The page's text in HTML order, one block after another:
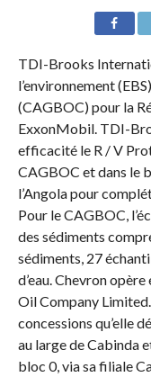
TDI-Brooks
l’environnement
(CAGBOC) pour la
ExxonMobil. TDI-
efficacité le R / V
CAGBOC et dans le
l’Angola pour
Pour le CAGBOC,
des sédiments
sédiments, 27
d’eau. Chevron
Oil Company
concessions qu’elle
au large de Cabinda
bloc 0, via sa filiale